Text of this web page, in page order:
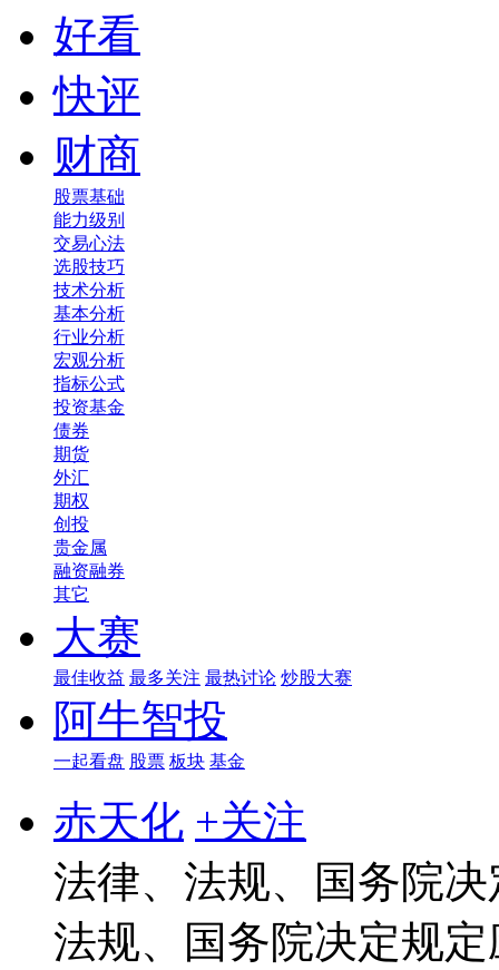
好看
快评
财商
股票基础
能力级别
交易心法
选股技巧
技术分析
基本分析
行业分析
宏观分析
指标公式
投资基金
债券
期货
外汇
期权
创投
贵金属
融资融券
其它
大赛
最佳收益 最多关注 最热讨论 炒股大赛
阿牛智投
一起看盘 股票 板块 基金
赤天化 +关注
法律、法规、国务院
法规、国务院决定规